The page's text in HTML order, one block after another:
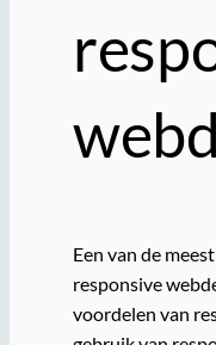
Een van de
responsive
voordelen van